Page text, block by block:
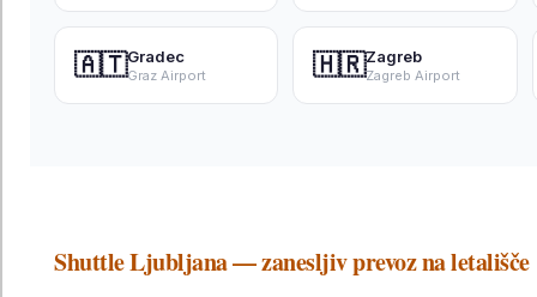
🇦🇹Gradec
Graz Airport 🇭🇷Zagreb
Zagreb Airport
Shuttle Ljubljana — zanesljiv prevoz na letališče